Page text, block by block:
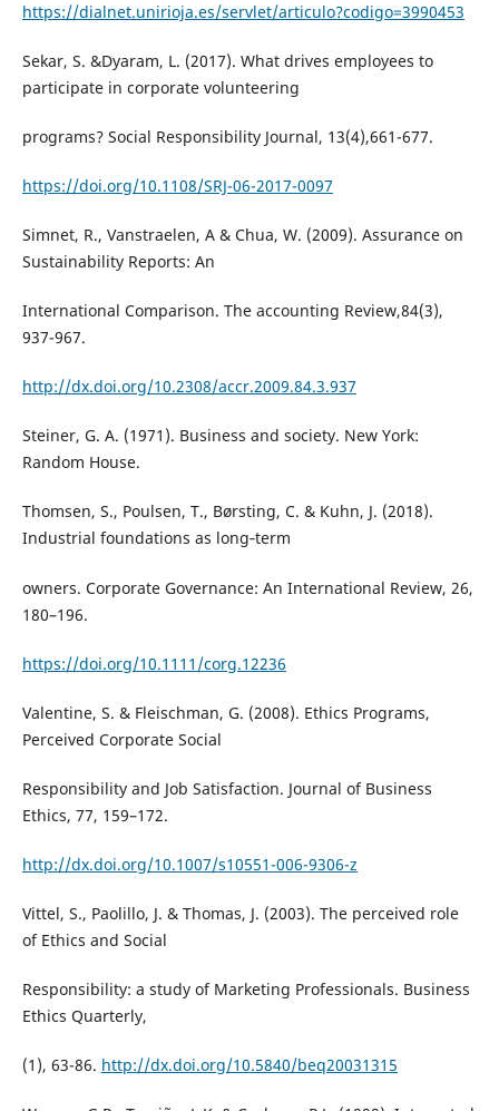
https://dialnet.unirioja.es/servlet/articulo?codigo=3990453
Sekar, S. &Dyaram, L. (2017). What drives employees to
participate in corporate volunteering
programs? Social Responsibility Journal, 13(4),661-677.
https://doi.org/10.1108/SRJ-06-2017-0097
Simnet, R., Vanstraelen, A & Chua, W. (2009). Assurance on
Sustainability Reports: An
International Comparison. The accounting Review,84(3),
937-967.
http://dx.doi.org/10.2308/accr.2009.84.3.937
Steiner, G. A. (1971). Business and society. New York:
Random House.
Thomsen, S., Poulsen, T., Børsting, C. & Kuhn, J. (2018).
Industrial foundations as long‐term
owners. Corporate Governance: An International Review, 26,
180–196.
https://doi.org/10.1111/corg.12236
Valentine, S. & Fleischman, G. (2008). Ethics Programs,
Perceived Corporate Social
Responsibility and Job Satisfaction. Journal of Business
Ethics, 77, 159–172.
http://dx.doi.org/10.1007/s10551-006-9306-z
Vittel, S., Paolillo, J. & Thomas, J. (2003). The perceived role
of Ethics and Social
Responsibility: a study of Marketing Professionals. Business
Ethics Quarterly,
(1), 63-86. http://dx.doi.org/10.5840/beq20031315